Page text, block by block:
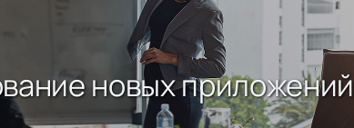
новых приложений